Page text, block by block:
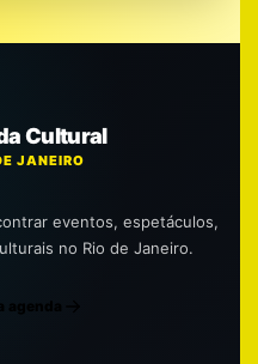
Cultural
JANEIRO
eventos, espetáculos,
no Rio de Janeiro.